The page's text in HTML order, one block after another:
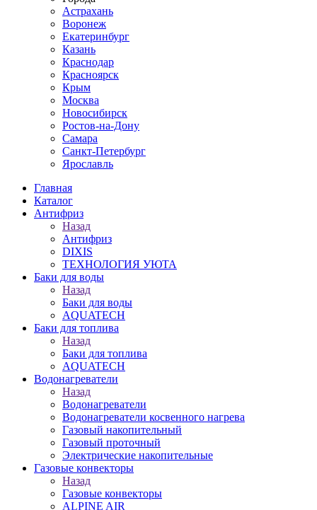
Астрахань
Воронеж
Екатеринбург
Казань
Краснодар
Красноярск
Крым
Москва
Новосибирск
Ростов-на-Дону
Самара
Санкт-Петербург
Ярославль
Главная
Каталог
Антифриз
Назад
Антифриз
DIXIS
ТЕХНОЛОГИЯ УЮТА
Баки для воды
Назад
Баки для воды
AQUATECH
Баки для топлива
Назад
Баки для топлива
AQUATECH
Водонагреватели
Назад
Водонагреватели
Водонагреватели косвенного нагрева
Газовый накопительный
Газовый проточный
Электрические накопительные
Газовые конвекторы
Назад
Газовые конвекторы
ALPINE AIR